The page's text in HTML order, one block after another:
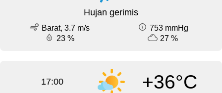
Hujan gerimis
Barat, 3.7 m/s
753 mmHg
23 %
27 %
17:00 +36°C